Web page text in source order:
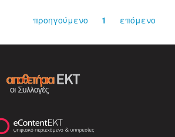
προηγούμενο 1 επόμενο